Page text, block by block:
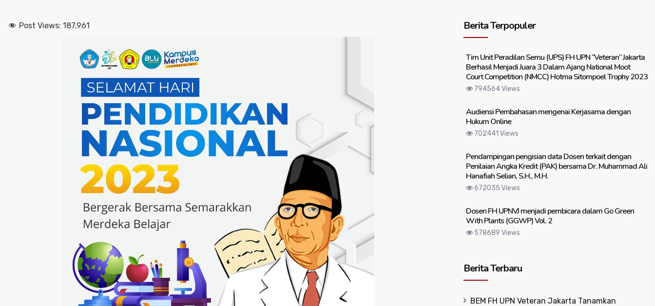
Post Views: 187,961 Berita Terpopuler
Tim Unit Peradilan Semu (UPS) FH UPN “Veteran” Jakarta
Berhasil Menjadi Juara 3 Dalam Ajang National Moot
Court Competition (NMCC) Hotma Sitompoel Trophy 2023
794564 Views
Audiensi Pembahasan mengenai Kerjasama dengan
Hukum Online
702441 Views
Pendampingan pengisian data Dosen terkait dengan
Penilaian Angka Kredit (PAK) bersama Dr. Muhammad Ali
Hanafiah Selian, S.H., M.H.
672035 Views
Dosen FH UPNVJ menjadi pembicara dalam Go Green
With Plants (GGWP) Vol. 2
578689 Views
Berita Terbaru
BEM FH UPN Veteran Jakarta Tanamkan